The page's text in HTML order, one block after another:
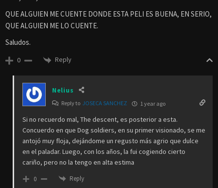
QUE ALGUIEN ME CUENTE DONDE ESTA PELI ES BUENA, EN SERIO,
QUE ALGUIEN ME LO CUENTE.
Saludos.
0 Reply
Nelius
Reply to JOSECA SANCHEZ 1 year ago
Si no recuerdo mal, The descent, es posterior a esta.
Concuerdo en que Dog soldiers, en su primer visionado, se me
antojó muy floja, dejándome un regusto más agrio que dulce
en el paladar. Luego, con los años, la fui cogiendo cierto
cariño, pero no la tengo en alta estima
0 Reply